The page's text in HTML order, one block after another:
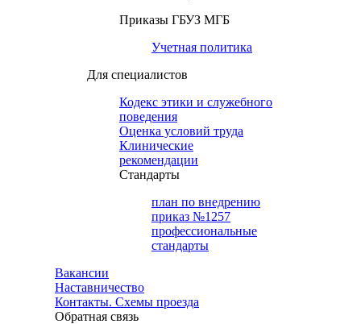
Приказы ГБУЗ МГБ
Учетная политика
Для специалистов
Кодекс этики и служебного
поведения
Оценка условий труда
Клинические
рекомендации
Cтандарты
план по внедрению
приказ №1257
профессиональные
стандарты
Вакансии
Наставничество
Контакты. Схемы проезда
Обратная связь